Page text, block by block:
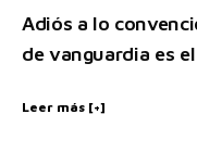
Adiós a lo
de vanguardia es
Leer más [+]